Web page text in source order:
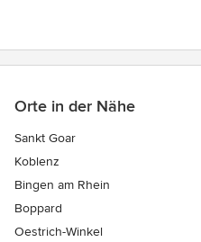
Orte in der Nähe
Sankt Goar
Koblenz
Bingen am Rhein
Boppard
Oestrich-Winkel